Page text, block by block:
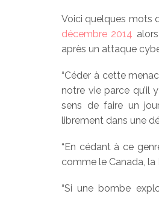
Voici quelques mots
décembre 2014
après un attaque
“Céder à cette
notre vie parce qu’il
sens de faire un
librement dans une
“En cédant à ce
comme le Canada, la
“Si une bombe